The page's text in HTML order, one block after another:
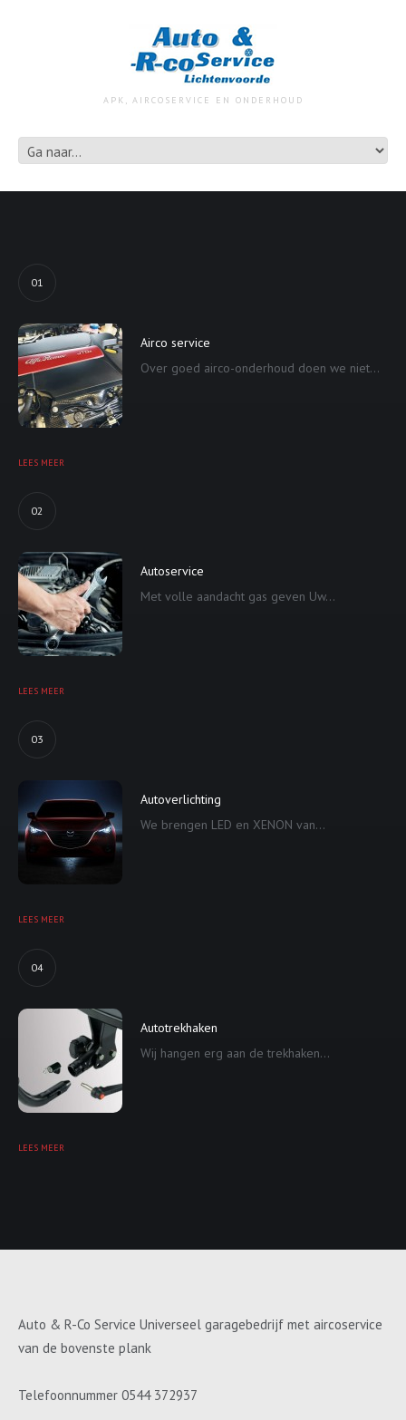
APK, AIRCOSERVICE EN ONDERHOUD
01
Airco service
Over goed airco-onderhoud doen we niet...
LEES MEER
02
Autoservice
Met volle aandacht gas geven Uw...
LEES MEER
03
Autoverlichting
We brengen LED en XENON van...
LEES MEER
04
Autotrekhaken
Wij hangen erg aan de trekhaken...
LEES MEER
Auto & R-Co Service Universeel garagebedrijf met aircoservice
van de bovenste plank
Telefoonnummer 0544 372937